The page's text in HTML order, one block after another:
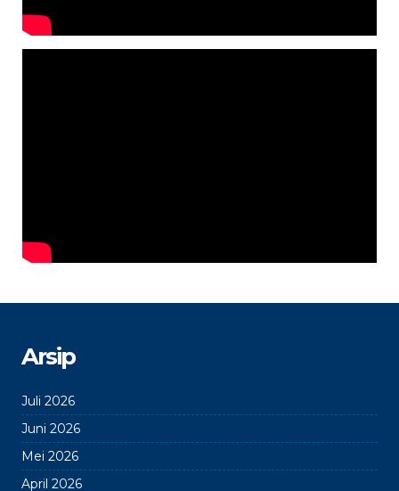
Arsip
Juli 2026
Juni 2026
Mei 2026
April 2026